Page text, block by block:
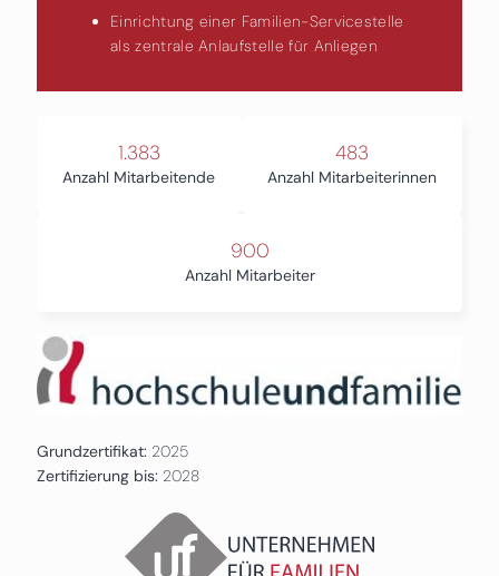
Einrichtung einer Familien-Servicestelle
als zentrale Anlaufstelle für Anliegen
1.383
Anzahl Mitarbeitende
483
Anzahl Mitarbeiterinnen
900
Anzahl Mitarbeiter
Grundzertifikat: 2025
Zertifizierung bis: 2028